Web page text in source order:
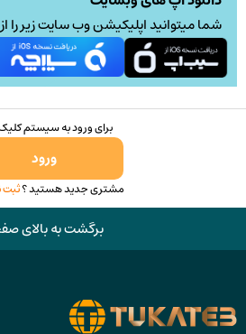
شما میتوانید اپلیکیشن وب سایت زیر را از
برای ورود به سیستم
ورود
مشتری جدید هستید ؟ثبت
برگشت به بالای